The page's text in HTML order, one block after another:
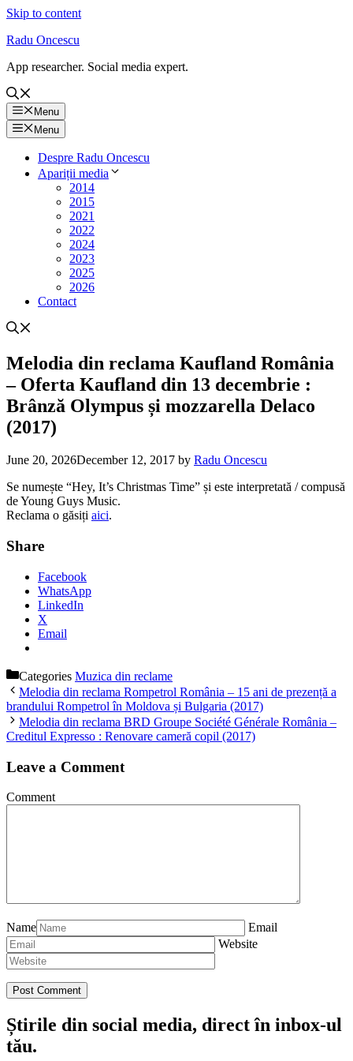
Skip to content
Radu Oncescu
App researcher. Social media expert.
Menu
Menu
Despre Radu Oncescu
Apariții media
2014
2015
2021
2022
2024
2023
2025
2026
Contact
Melodia din reclama Kaufland România
– Oferta Kaufland din 13 decembrie :
Brânză Olympus și mozzarella Delaco
(2017)
June 20, 2026December 12, 2017 by Radu Oncescu
Se numește “Hey, It’s Christmas Time” și este interpretată / compusă
de Young Guys Music.
Reclama o găsiți aici.
Share
Facebook
WhatsApp
LinkedIn
X
Email
Categories Muzica din reclame
Melodia din reclama Rompetrol România – 15 ani de prezență a
brandului Rompetrol în Moldova și Bulgaria (2017)
Melodia din reclama BRD Groupe Société Générale România –
Creditul Expresso : Renovare cameră copil (2017)
Leave a Comment
Comment
Name
Email
Website
Știrile din social media, direct în inbox-ul
tău.